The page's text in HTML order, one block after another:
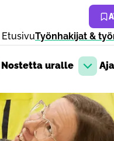
EtusivuTyönhakijat &
pudotusvalikko
Nostetta uralle
Avaa